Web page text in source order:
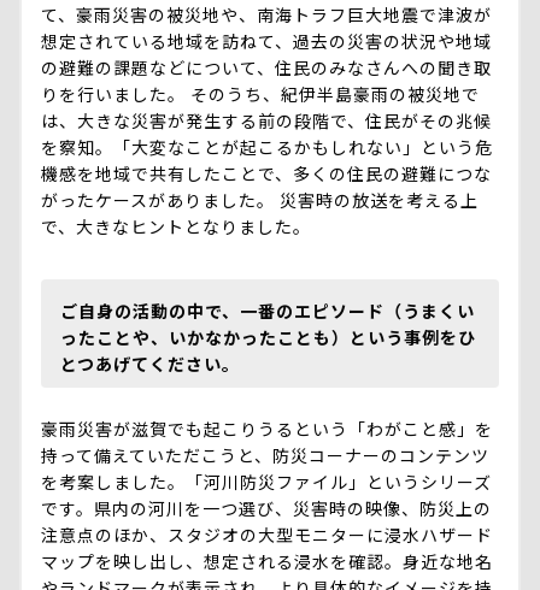
て、豪雨災害の被災地や、南海トラフ巨大地震で津波が
想定されている地域を訪ねて、過去の災害の状況や地域
の避難の課題などについて、住民のみなさんへの聞き取
りを行いました。 そのうち、紀伊半島豪雨の被災地で
は、大きな災害が発生する前の段階で、住民がその兆候
を察知。「大変なことが起こるかもしれない」という危
機感を地域で共有したことで、多くの住民の避難につな
がったケースがありました。 災害時の放送を考える上
で、大きなヒントとなりました。
ご自身の活動の中で、一番のエピソード（うまくい
ったことや、いかなかったことも）という事例をひ
とつあげてください。
豪雨災害が滋賀でも起こりうるという「わがこと感」を
持って備えていただこうと、防災コーナーのコンテンツ
を考案しました。「河川防災ファイル」というシリーズ
です。県内の河川を一つ選び、災害時の映像、防災上の
注意点のほか、スタジオの大型モニターに浸水ハザード
マップを映し出し、想定される浸水を確認。身近な地名